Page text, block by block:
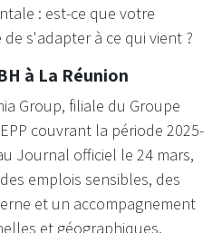
: est-ce que votre
s'adapter à ce qui vient ?
à La Réunion
Group, filiale du Groupe
couvrant la période 2025-
Journal officiel le 24 mars,
emplois sensibles, des
et un accompagnement
et géographiques.